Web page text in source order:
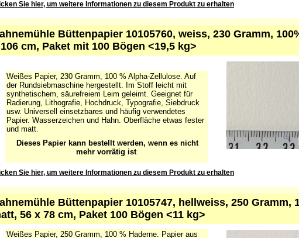
Büttenpapier 10105760, weiss, 230 Gramm,
Weißes Papier, 230 Gramm, 100 % Alpha-Zellulose. Auf
der Rundsiebmaschine hergestellt. Im Stoff leicht mit
synthetischem, säurefreiem Leim geleimt. Geeignet für
Radierung, Lithografie, Hochdruck, Typografie, Siebdruck
usw. Universell einsetzbares und häufig verwendetes
und matt.
mehr vorrätig ist
Büttenpapier 10105747, hellweiss, 250 Gramm,
56 x 78 cm, Paket 100 Bögen <11 kg>